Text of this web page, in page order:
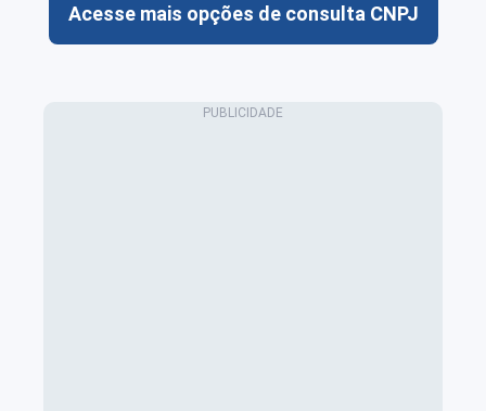
Acesse mais opções de consulta CNPJ